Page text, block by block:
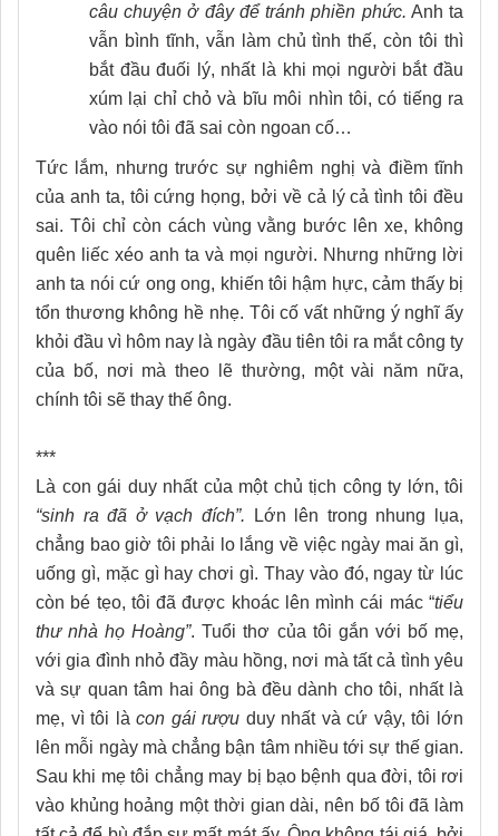
câu chuyện ở đây để tránh phiền phức. Anh ta
vẫn bình tĩnh, vẫn làm chủ tình thế, còn tôi thì
bắt đầu đuối lý, nhất là khi mọi người bắt đầu
xúm lại chỉ chỏ và bĩu môi nhìn tôi, có tiếng ra
vào nói tôi đã sai còn ngoan cố…
Tức lắm, nhưng trước sự nghiêm nghị và điềm tĩnh
của anh ta, tôi cứng họng, bởi về cả lý cả tình tôi đều
sai. Tôi chỉ còn cách vùng vằng bước lên xe, không
quên liếc xéo anh ta và mọi người. Nhưng những lời
anh ta nói cứ ong ong, khiến tôi hậm hực, cảm thấy bị
tổn thương không hề nhẹ. Tôi cố vất những ý nghĩ ấy
khỏi đầu vì hôm nay là ngày đầu tiên tôi ra mắt công ty
của bố, nơi mà theo lẽ thường, một vài năm nữa,
chính tôi sẽ thay thế ông.
***
Là con gái duy nhất của một chủ tịch công ty lớn, tôi
“sinh ra đã ở vạch đích”. Lớn lên trong nhung lụa,
chẳng bao giờ tôi phải lo lắng về việc ngày mai ăn gì,
uống gì, mặc gì hay chơi gì. Thay vào đó, ngay từ lúc
còn bé tẹo, tôi đã được khoác lên mình cái mác “tiểu
thư nhà họ Hoàng”. Tuổi thơ của tôi gắn với bố mẹ,
với gia đình nhỏ đầy màu hồng, nơi mà tất cả tình yêu
và sự quan tâm hai ông bà đều dành cho tôi, nhất là
mẹ, vì tôi làcon gái rượu duy nhất và cứ vậy, tôi lớn
lên mỗi ngày mà chẳng bận tâm nhiều tới sự thế gian.
Sau khi mẹ tôi chẳng may bị bạo bệnh qua đời, tôi rơi
vào khủng hoảng một thời gian dài, nên bố tôi đã làm